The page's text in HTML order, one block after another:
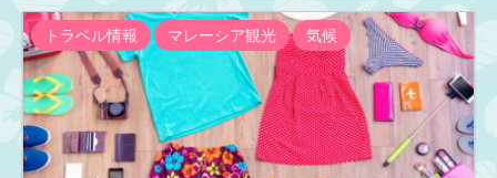
トラベル情報 マレーシア観光 気候